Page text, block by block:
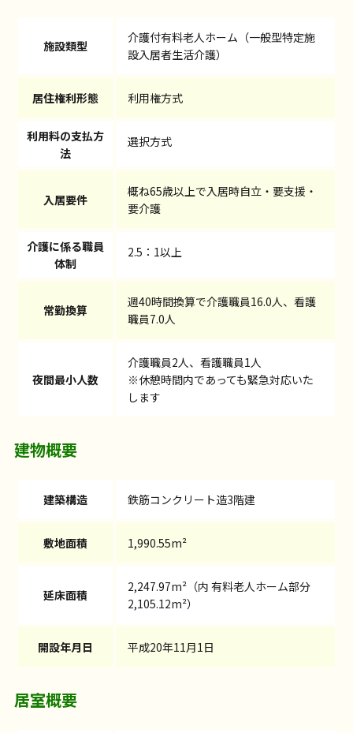
施設類型
介護付有料老人ホーム（一般型特定施
設入居者生活介護）
居住権利形態 利用権方式
利用料の支払方
法
選択方式
入居要件
概ね65歳以上で入居時自立・要支援・
要介護
介護に係る職員
体制
2.5：1以上
常勤換算
週40時間換算で介護職員16.0人、看護
職員7.0人
夜間最小人数
介護職員2人、看護職員1人
※休憩時間内であっても緊急対応いた
します
建物概要
建築構造 鉄筋コンクリート造3階建
敷地面積 1,990.55m²
延床面積
2,247.97m²（内 有料老人ホーム部分
2,105.12m²）
開設年月日 平成20年11月1日
居室概要